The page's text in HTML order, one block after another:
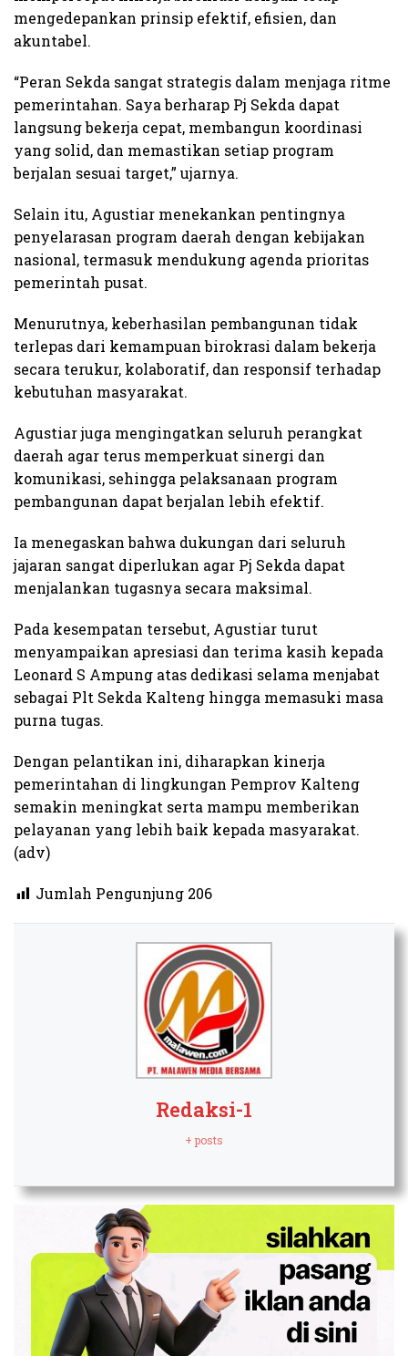
mengedepankan prinsip efektif, efisien, dan
akuntabel.
“Peran Sekda sangat strategis dalam menjaga ritme
pemerintahan. Saya berharap Pj Sekda dapat
langsung bekerja cepat, membangun koordinasi
yang solid, dan memastikan setiap program
berjalan sesuai target,” ujarnya.
Selain itu, Agustiar menekankan pentingnya
penyelarasan program daerah dengan kebijakan
nasional, termasuk mendukung agenda prioritas
pemerintah pusat.
Menurutnya, keberhasilan pembangunan tidak
terlepas dari kemampuan birokrasi dalam bekerja
secara terukur, kolaboratif, dan responsif terhadap
kebutuhan masyarakat.
Agustiar juga mengingatkan seluruh perangkat
daerah agar terus memperkuat sinergi dan
komunikasi, sehingga pelaksanaan program
pembangunan dapat berjalan lebih efektif.
Ia menegaskan bahwa dukungan dari seluruh
jajaran sangat diperlukan agar Pj Sekda dapat
menjalankan tugasnya secara maksimal.
Pada kesempatan tersebut, Agustiar turut
menyampaikan apresiasi dan terima kasih kepada
Leonard S Ampung atas dedikasi selama menjabat
sebagai Plt Sekda Kalteng hingga memasuki masa
purna tugas.
Dengan pelantikan ini, diharapkan kinerja
pemerintahan di lingkungan Pemprov Kalteng
semakin meningkat serta mampu memberikan
pelayanan yang lebih baik kepada masyarakat.
(adv)
Jumlah Pengunjung 206
Redaksi-1
+ posts